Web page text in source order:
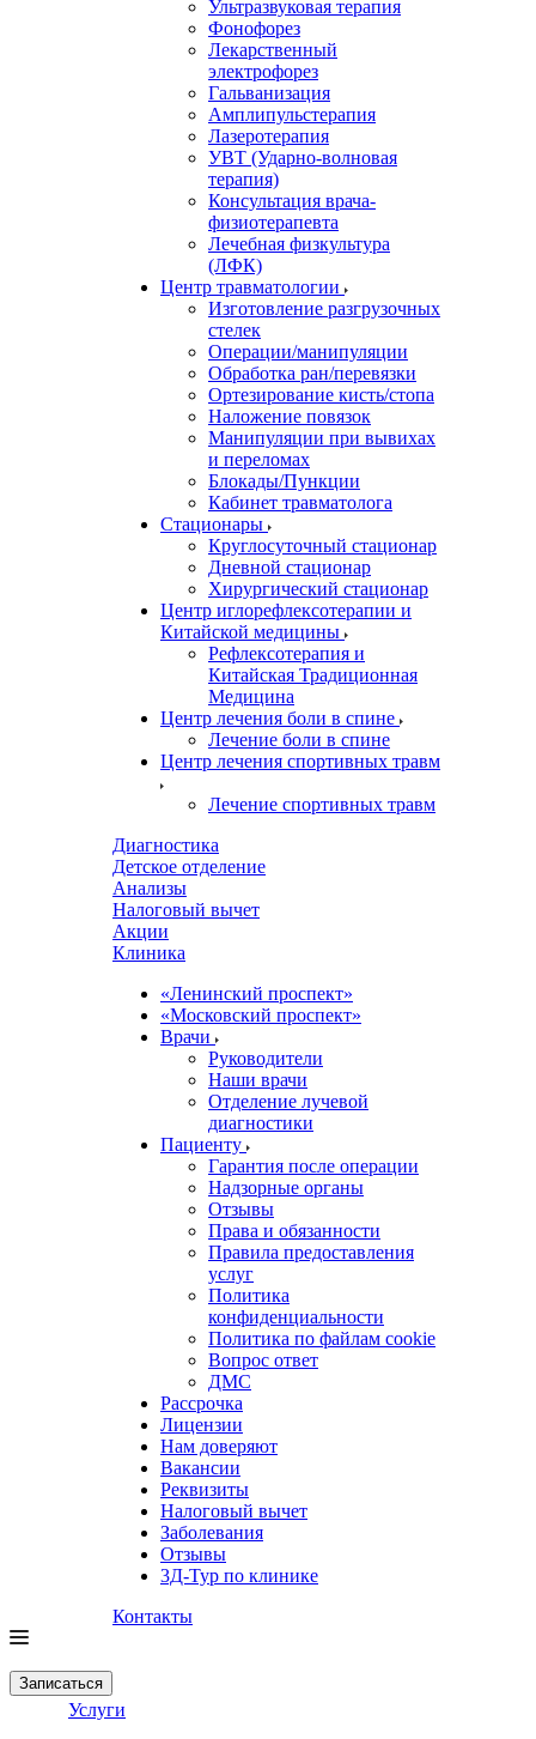
Ультразвуковая терапия
Фонофорез
Лекарственный
электрофорез
Гальванизация
Амплипульстерапия
Лазеротерапия
УВТ (Ударно-волновая
терапия)
Консультация врача-
физиотерапевта
Лечебная физкультура
(ЛФК)
Центр травматологии
Изготовление разгрузочных
стелек
Операции/манипуляции
Обработка ран/перевязки
Ортезирование кисть/стопа
Наложение повязок
Манипуляции при вывихах
и переломах
Блокады/Пункции
Кабинет травматолога
Стационары
Круглосуточный стационар
Дневной стационар
Хирургический стационар
Центр иглорефлексотерапии и
Китайской медицины
Рефлексотерапия и
Китайская Традиционная
Медицина
Центр лечения боли в спине
Лечение боли в спине
Центр лечения спортивных травм
Лечение спортивных травм
Диагностика
Детское отделение
Анализы
Налоговый вычет
Акции
Клиника
«Ленинский проспект»
«Московский проспект»
Врачи
Руководители
Наши врачи
Отделение лучевой
диагностики
Пациенту
Гарантия после операции
Надзорные органы
Отзывы
Права и обязанности
Правила предоставления
услуг
Политика
конфиденциальности
Политика по файлам cookie
Вопрос ответ
ДМС
Рассрочка
Лицензии
Нам доверяют
Вакансии
Реквизиты
Налоговый вычет
Заболевания
Отзывы
3Д-Тур по клинике
Контакты
Записаться
Услуги